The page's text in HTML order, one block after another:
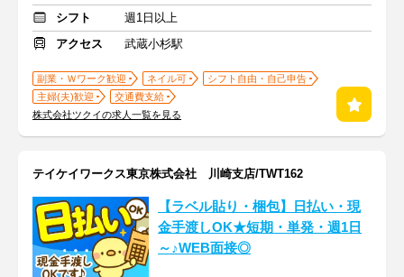
シフト
週1日以上
アクセス
武蔵小杉駅
副業・Ｗワーク歓迎 ネイル可
シフト自由・自己申告
主婦(夫)歓迎
交通費支給
株式会社ツクイの求人一覧を見る
テイケイワークス東京株式会社 川崎支店/TWT162
【ラベル貼り・梱包】日払い・現
金手渡しOK★短期・単発・週1日
～♪WEB面接◎